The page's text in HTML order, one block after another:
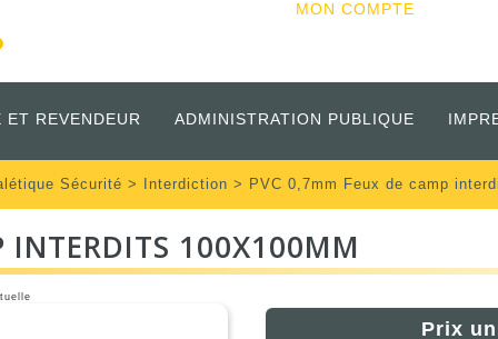
MON COMPTE
ET REVENDEUR ADMINISTRATION PUBLIQUE
Sécurité > Interdiction > PVC 0,7mm Feux de camp
INTERDITS 100X100MM
Prix